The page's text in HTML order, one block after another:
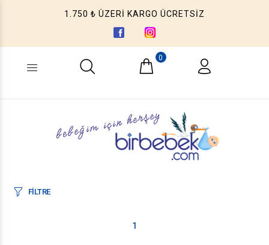
1.750 ₺ ÜZERİ KARGO ÜCRETSİZ
Ne aramıştınız? (Ürün, Kategori ...)
0
FİLTRE
1